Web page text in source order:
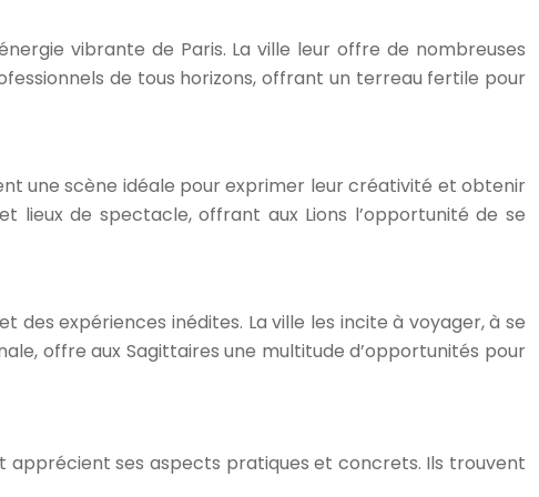
vibrante de Paris. La ville leur offre de nombreuses
de tous horizons, offrant un terreau fertile pour
une scène idéale pour exprimer leur créativité et obtenir
lieux de spectacle, offrant aux Lions l’opportunité de se
des expériences inédites. La ville les incite à voyager, à se
offre aux Sagittaires une multitude d’opportunités pour
ses aspects pratiques et concrets. Ils trouvent